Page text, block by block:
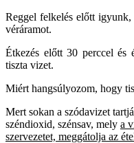
Reggel felkelés előtt
véráramot.
Étkezés előtt 30 perccel és
tiszta vizet.
Miért hangsúlyozom, hogy
Mert sokan a szódavizet
széndioxid, szénsav, mely a
szervezetet, meggátolja az